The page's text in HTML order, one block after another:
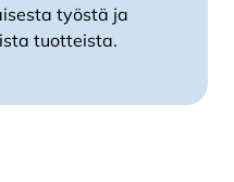
työstä ja
tuotteista.